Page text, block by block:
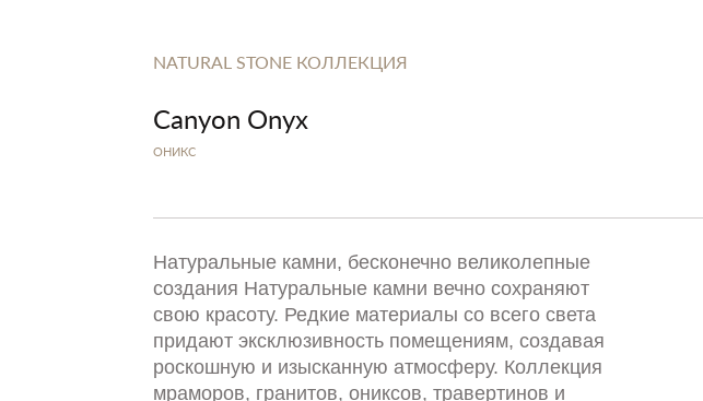
NATURAL STONE КОЛЛЕКЦИЯ
Canyon Onyx
ОНИКС
Натуральные камни, бесконечно великолепные
создания Натуральные камни вечно сохраняют
свою красоту. Редкие материалы со всего света
придают эксклюзивность помещениям, создавая
роскошную и изысканную атмосферу. Коллекция
мраморов, гранитов, ониксов, травертинов и